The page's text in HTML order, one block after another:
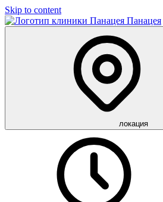
Skip to content
Панацея
локация